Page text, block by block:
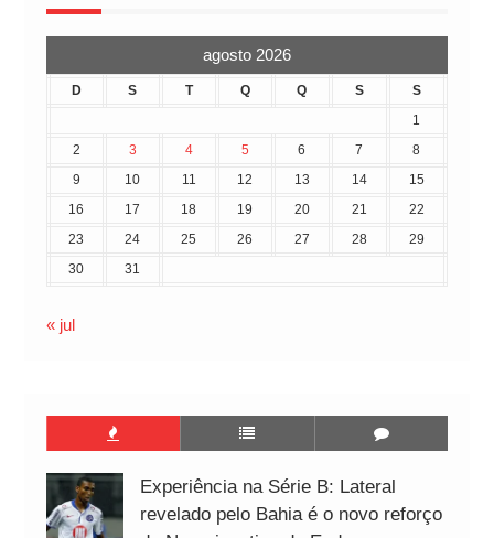
agosto 2026
D S T Q Q S
S
1
2
3 4 5 6 7
8
9
10 11 12 13 14
15
16
17 18 19 20 21
22
23
24 25 26 27 28
29
30
31
« jul
Experiência na Série B: Lateral
revelado pelo Bahia é o novo reforço